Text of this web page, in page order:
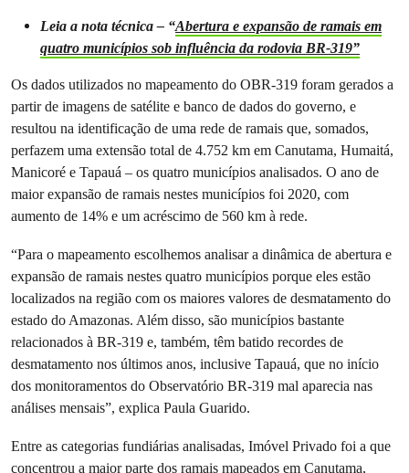
Leia a nota técnica – “Abertura e expansão de ramais em
quatro municípios sob influência da rodovia BR-319”
Os dados utilizados no mapeamento do OBR-319 foram gerados a
partir de imagens de satélite e banco de dados do governo, e
resultou na identificação de uma rede de ramais que, somados,
perfazem uma extensão total de 4.752 km em Canutama, Humaitá,
Manicoré e Tapauá – os quatro municípios analisados. O ano de
maior expansão de ramais nestes municípios foi 2020, com
aumento de 14% e um acréscimo de 560 km à rede.
“Para o mapeamento escolhemos analisar a dinâmica de abertura e
expansão de ramais nestes quatro municípios porque eles estão
localizados na região com os maiores valores de desmatamento do
estado do Amazonas. Além disso, são municípios bastante
relacionados à BR-319 e, também, têm batido recordes de
desmatamento nos últimos anos, inclusive Tapauá, que no início
dos monitoramentos do Observatório BR-319 mal aparecia nas
análises mensais”, explica Paula Guarido.
Entre as categorias fundiárias analisadas, Imóvel Privado foi a que
concentrou a maior parte dos ramais mapeados em Canutama,